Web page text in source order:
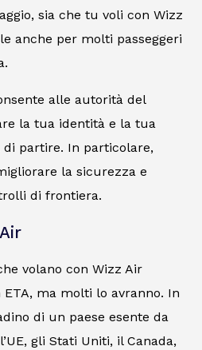
sia che tu voli con Wizz
anche per molti passeggeri
alle autorità del
la tua identità e la tua
partire. In particolare,
la sicurezza e
di frontiera.
volano con Wizz Air
ma molti lo avranno. In
di un paese esente da
gli Stati Uniti, il Canada,